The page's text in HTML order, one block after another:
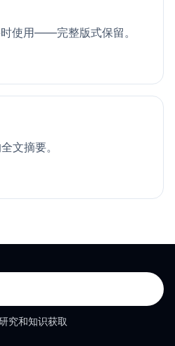
使用——完整版式保留。
文摘要。
究和知识获取